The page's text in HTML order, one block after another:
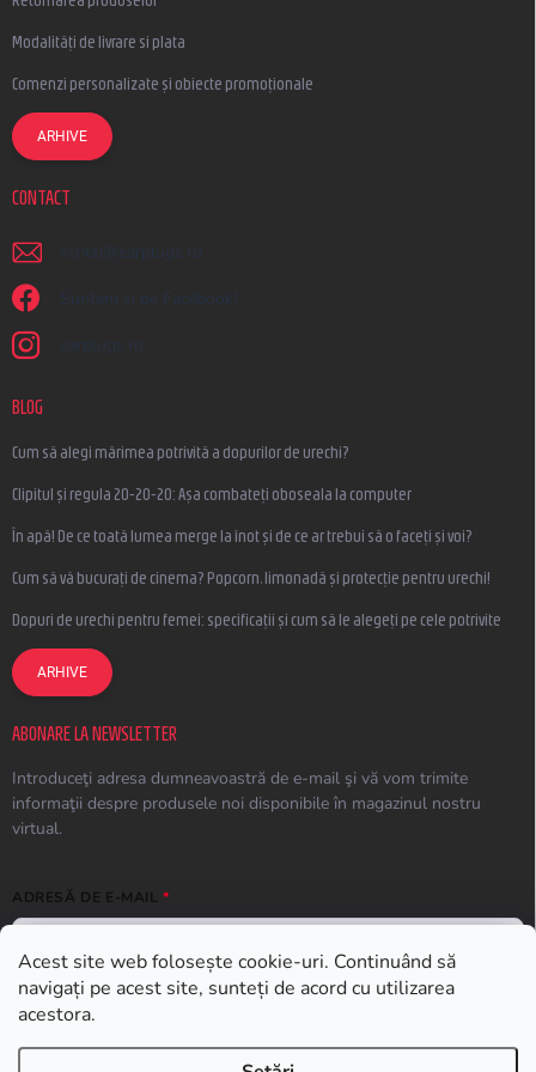
Acest site web folosește cookie-uri. Continuând să
navigați pe acest site, sunteți de acord cu utilizarea
acestora.
Modalități de livrare si plata
Comenzi personalizate și obiecte promoționale
ARHIVE
CONTACT
scrieti @ earplugs.ro
Suntem și pe Facebook!
earplugs.ro
BLOG
Cum să alegi mărimea potrivită a dopurilor de urechi?
Clipitul și regula 20-20-20: Așa combateți oboseala la computer
În apă! De ce toată lumea merge la înot și de ce ar trebui să o faceți și voi?
Cum să vă bucurați de cinema? Popcorn, limonadă și protecție pentru urechi!
Dopuri de urechi pentru femei: specificații și cum să le alegeți pe cele potrivite
ARHIVE
ABONARE LA NEWSLETTER
Introduceţi adresa dumneavoastră de e-mail şi vă vom trimite
informaţii despre produsele noi disponibile în magazinul nostru
virtual.
ADRESĂ DE E-MAIL
ABONARE